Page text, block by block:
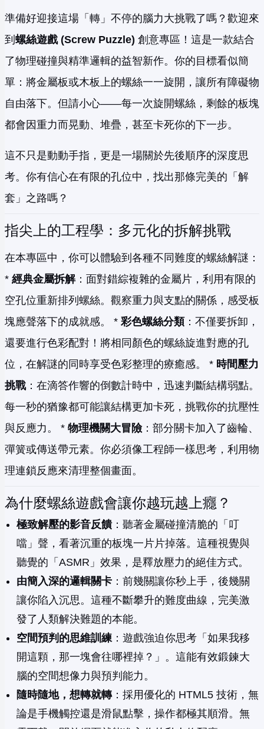
準備好迎接這場「轉」不停的腦力大挑戰了嗎？歡迎來
到 螺絲遊戲 (Screw Puzzle) 創意專區！這是一款結合
了物理碰撞與精準邏輯的益智新作。你的目標看似簡
單：將金屬板或木板上的螺絲一一旋開，讓所有障礙物
自由落下。但請小心——每一次旋開螺絲，剩餘的板塊
都會因重力而晃動、堆疊，甚至卡死你的下一步。
這不只是動動手指，更是一場關於先後順序的深度思
考。你有信心在有限的孔位中，找出那條完美的「解
套」之路嗎？
指尖上的工程學：多元化的拆解挑戰
在本專區中，你可以體驗到各種不同難度的螺絲解謎：
* 經典金屬拆解：面對錯綜複雜的金屬片，利用有限的
空孔位重新排列螺絲。觀察重力與支點的關係，感受板
塊應聲落下的成就感。 * 彩色螺絲分類 ：不僅要拆卸，
還要進行色彩配對！將相同顏色的螺絲旋進對應的孔
位，在解謎的同時享受色彩整理的療癒感。 * 時間壓力
挑戰：在滴答作響的倒數計時中，迅速判斷結構弱點。
每一秒的猶豫都可能讓結構更加卡死，挑戰你的抗壓性
與反應力。 * 物理機關大冒險：部分關卡加入了齒輪、
彈簧或傳送帶元素。你必須像工程師一樣思考，利用物
理連鎖反應來清理整個畫面。
為什麼螺絲遊戲會讓你越玩越上癮？
極致解壓的影音反饋：聽著金屬碰撞清脆的「叮
噹」聲，看著沉重的板塊一片片掉落。這種視覺與
聽覺的「ASMR」效果，是釋放壓力的絕佳方式。
由簡入深的邏輯關卡 ：前幾關讓你秒上手，後幾關
讓你陷入沉思。這種不斷攀升的難度曲線，完美激
發了人類解決難題的本能。
空間預判的思維訓練：遊戲強迫你思考「如果我移
開這顆，那一塊會往哪裡掉？」。這能有效鍛鍊大
腦的空間想像力與預判能力。
隨時隨地，想轉就轉：採用優化的 HTML5 技術，無
論是手機觸控還是滑鼠點擊，操作都極其順滑。無